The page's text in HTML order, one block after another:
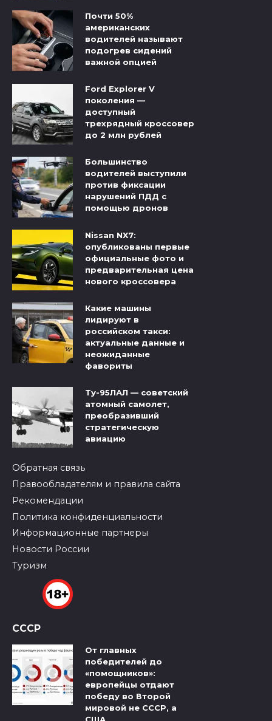
Почти 50%
американских
водителей называют
подогрев сидений
важной опцией
Ford Explorer V
поколения —
доступный
трехрядный кроссовер
до 2 млн рублей
Большинство
водителей выступили
против фиксации
нарушений ПДД с
помощью дронов
Nissan NX7:
опубликованы первые
официальные фото и
предварительная цена
нового кроссовера
Какие машины
лидируют в
российском такси:
актуальные данные и
неожиданные
фавориты
Ту-95ЛАЛ — советский
атомный самолет,
преобразивший
стратегическую
авиацию
Обратная связь
Правообладателям и правила сайта
Рекомендации
Политика конфиденциальности
Информационные партнеры
Новости России
Туризм
СССР
От главных
победителей до
«помощников»:
европейцы отдают
победу во Второй
мировой не СССР, а